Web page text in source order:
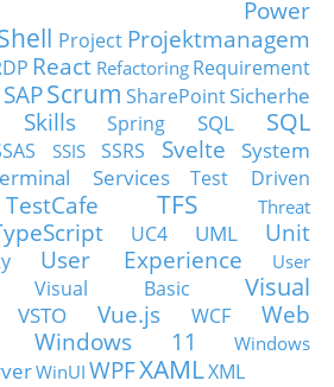
Power
Project Projektmanagem
React Refactoring Requirement
SAPScrum SharePointSicherhe
Skills Spring SQL
SQL
SSIS SSRS Svelte
System
Services
Test Driven
TestCafe TFS
Threat
UC4 UML
Unit
User Experience
User
Visual Basic
Visual
VSTO Vue.js WCF
Web
Windows 11
Windows
WinUI WPFXAMLXML